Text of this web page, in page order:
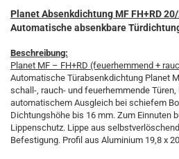
Planet Absenkdichtung MF FH+RD
Automatische absenkbare
Beschreibung:
Planet MF – FH+RD (feuerhemmend +
Automatische Türabsenkdichtung Planet
schall-, rauch- und feuerhemmende
automatischem Ausgleich bei schiefem
Dichtungshöhe bis 16 mm. Zum Einnuten
Lippenschutz. Lippe aus
Befestigung. Profil aus Aluminium 19,8 x